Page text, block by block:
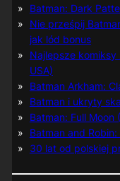
Batman: Dark
Nie prześpij
jak lód bonus
Najlepsze
USA)
Batman Arkham:
Batman i ukryty
Batman: Full Moon
Batman and
30 lat od polskiej